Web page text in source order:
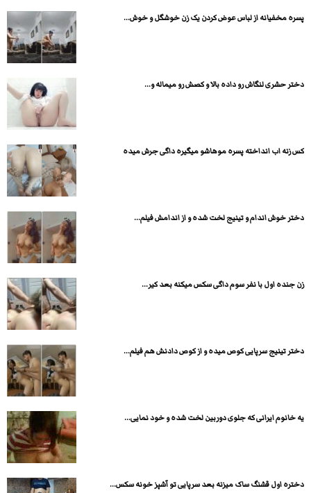
پسره مخفیانه از لباس عوض کردن یک زن خوشگل و خوش...
دختر حشری لنگاش رو داده بالا و کصش رو میماله و...
کس زنه اب انداخته پسره موهاشو میگیره داگی جرش میده
دختر خوش اندام و تینیج لخت شده و از اندامش فیلم...
زن جنده اول با نفر سوم داگی سکس میکنه بعد کیر...
دختر تینیج سرپایی کوص میده و از کوص دادنش هم فیلم...
یه خانوم ایرانی که جلوی دوربین لخت شده و خود نمایی...
دختره اول قشنگ ساک میزنه بعد سرپایی تو آشپز خونه سکس...